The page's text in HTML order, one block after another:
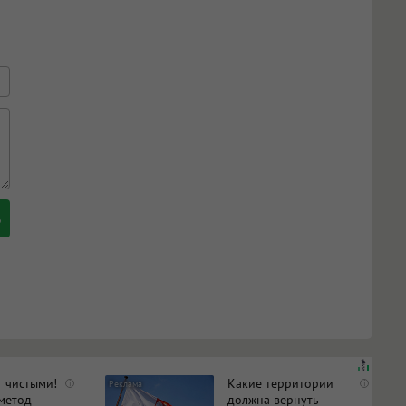
i
чистыми!
i
Какие территории
должна вернуть